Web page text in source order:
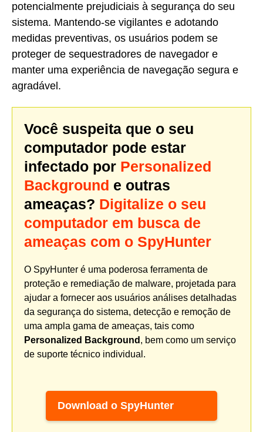
potencialmente prejudiciais à segurança do seu
sistema. Mantendo-se vigilantes e adotando
medidas preventivas, os usuários podem se
proteger de sequestradores de navegador e
manter uma experiência de navegação segura e
agradável.
Você suspeita que o seu
computador pode estar
infectado por Personalized
Background e outras
ameaças? Digitalize o seu
computador em busca de
ameaças com o SpyHunter
O SpyHunter é uma poderosa ferramenta de
proteção e remediação de malware, projetada para
ajudar a fornecer aos usuários análises detalhadas
da segurança do sistema, detecção e remoção de
uma ampla gama de ameaças, tais como
Personalized Background , bem como um serviço
de suporte técnico individual.
Download o SpyHunter